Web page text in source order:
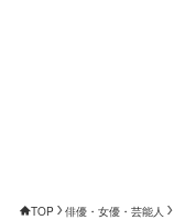
TOP
俳優・女優・芸能人